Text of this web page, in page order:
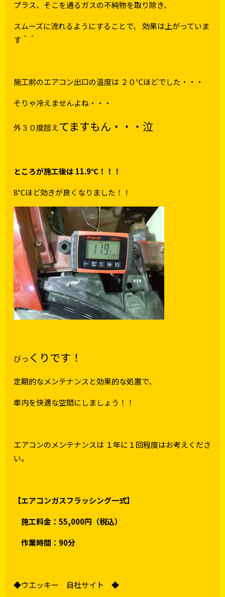
プラス、そこを通るガスの不純物を取り除き、
スムーズに流れるようにすることで、 効果は上がっていま
す＾＾
施工前のエアコン出口の温度は ２０℃ほどでした・・・
そりゃ冷えませんよね・・・
外３０度超えてますもん・・・泣
ところが施工後は 11.9℃！！！
8℃ほど効きが良くなりました！！
びっ くりです！
定期的なメンテナンスと効果的な処置で、
車内を快適な空間にしましょう！！
エアコンのメンテナンスは １年に１回程度はお考えくださ
い。
【エアコンガスフラッシング一式】
施工料金：55,000円（税込）
作業時間：90分
◆ウエッキー 自社サイト ◆